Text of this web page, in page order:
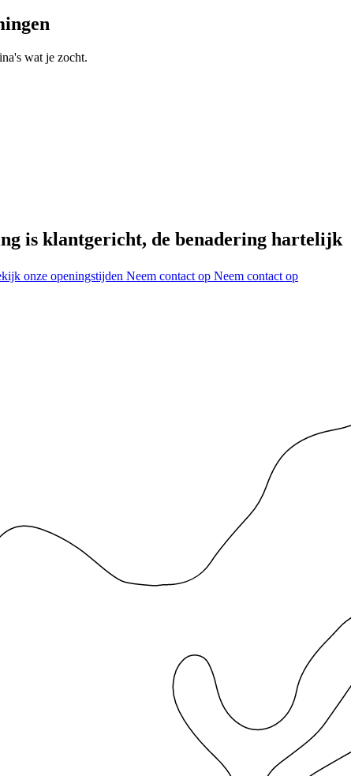
wat je zocht.
is klantgericht, de benadering hartelijk
onze openingstijden Neem contact op Neem contact op